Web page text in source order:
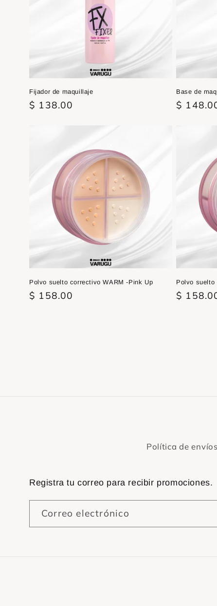
Fijador de maquillaje
Precio
$ 138.00
Base de
Precio
$
Polvo suelto correctivo WARM -Pink Up
Precio
$ 158.00
Polvo suelto
Precio
$
Política de envíos
Registra tu correo para recibir promociones.
Correo electrónico